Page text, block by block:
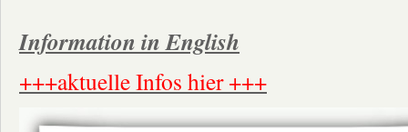
Information in English
+++aktuelle Infos hier +++